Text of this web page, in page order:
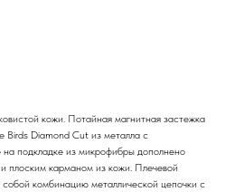
кожи. Потайная магнитная застежка
Birds Diamond Cut из металла с
на подкладке из микрофибры дополнено
плоским карманом из кожи. Плечевой
комбинацию металлической цепочки с